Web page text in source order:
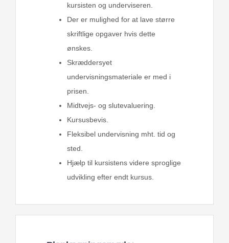
kursisten og underviseren.
Der er mulighed for at lave større
skriftlige opgaver hvis dette
ønskes.
Skræddersyet
undervisningsmateriale er med i
prisen.
Midtvejs- og slutevaluering.
Kursusbevis.
Fleksibel undervisning mht. tid og
sted.
Hjælp til kursistens videre sproglige
udvikling efter endt kursus.